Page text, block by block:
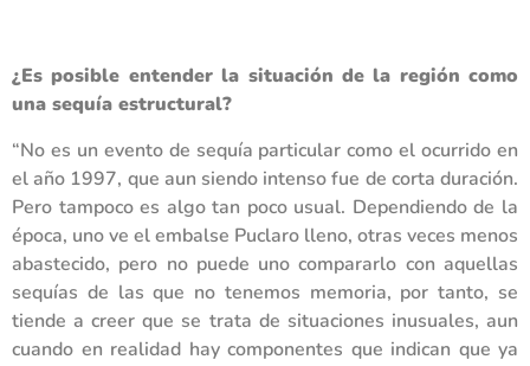
¿Es posible entender la situación de la región como
una sequía estructural?
“No es un evento de sequía particular como el ocurrido en
el año 1997, que aun siendo intenso fue de corta duración.
Pero tampoco es algo tan poco usual. Dependiendo de la
época, uno ve el embalse Puclaro lleno, otras veces menos
abastecido, pero no puede uno compararlo con aquellas
sequías de las que no tenemos memoria, por tanto, se
tiende a creer que se trata de situaciones inusuales, aun
cuando en realidad hay componentes que indican que ya